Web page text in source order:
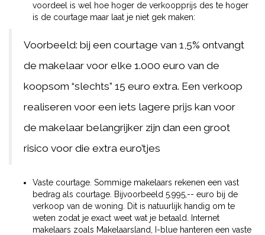
voordeel is wel hoe hoger de verkoopprijs des te hoger
is de courtage maar laat je niet gek maken:
Voorbeeld: bij een courtage van 1,5% ontvangt
de makelaar voor elke 1.000 euro van de
koopsom “slechts” 15 euro extra. Een verkoop
realiseren voor een iets lagere prijs kan voor
de makelaar belangrijker zijn dan een groot
risico voor die extra euro’tjes
Vaste courtage. Sommige makelaars rekenen een vast
bedrag als courtage. Bijvoorbeeld 5.995,-- euro bij de
verkoop van de woning. Dit is natuurlijk handig om te
weten zodat je exact weet wat je betaald. Internet
makelaars zoals Makelaarsland, I-blue hanteren een vaste